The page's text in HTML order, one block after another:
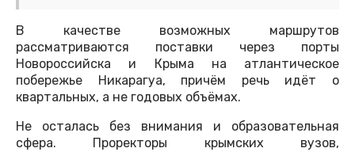
В качестве возможных маршрутов
рассматриваются поставки через порты
Новороссийска и Крыма на атлантическое
побережье Никарагуа, причём речь идёт о
квартальных, а не годовых объёмах.
Не осталась без внимания и образовательная
сфера. Проректоры крымских вузов,